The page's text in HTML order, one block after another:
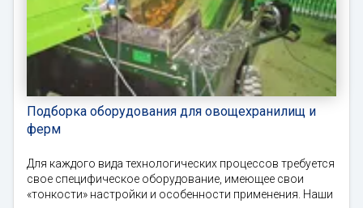
Подборка оборудования для овощехранилищ и
ферм
Для каждого вида технологических процессов требуется
свое специфическое оборудование, имеющее свои
«тонкости» настройки и особенности применения. Наши